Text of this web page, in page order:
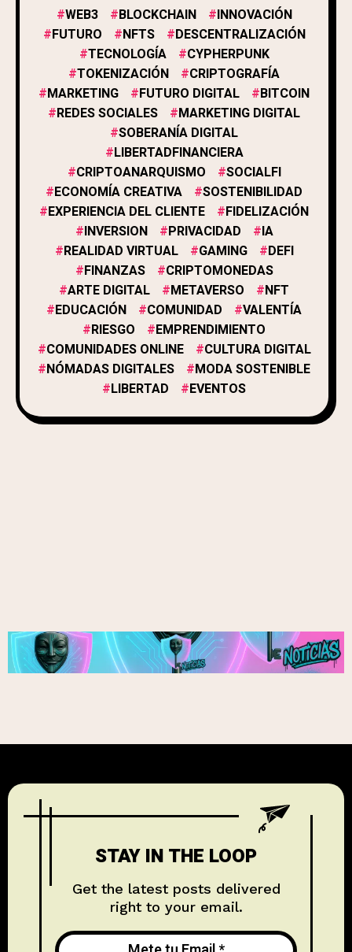
BIENESTAR 3
SOSTENIBILIDAD
NOTICIAS 3
COMUNIDAD Y EVENTOS
GUÍAS Y EDUCACIÓN
WEB3 BLOCKCHAIN
INNOVACIÓN
FUTURO
NFTS
DESCENTRALIZACIÓN
TECNOLOGÍA
CYPHERPUNK
TOKENIZACIÓN
CRIPTOGRAFÍA
MARKETING
FUTURO DIGITAL
BITCOIN
REDES SOCIALES
MARKETING DIGITAL
SOBERANÍA DIGITAL
LIBERTADFINANCIERA
CRIPTOANARQUISMO
SOCIALFI
ECONOMÍA CREATIVA
SOSTENIBILIDAD
EXPERIENCIA DEL CLIENTE
FIDELIZACIÓN
INVERSION
PRIVACIDAD
IA
REALIDAD VIRTUAL
GAMING
DEFI
FINANZAS
CRIPTOMONEDAS
ARTE DIGITAL
METAVERSO
NFT
EDUCACIÓN
COMUNIDAD
VALENTÍA
RIESGO
EMPRENDIMIENTO
COMUNIDADES ONLINE
CULTURA DIGITAL
NÓMADAS DIGITALES
MODA SOSTENIBLE
LIBERTAD
EVENTOS
STAY IN THE LOOP
Get the latest posts delivered
right to your email.